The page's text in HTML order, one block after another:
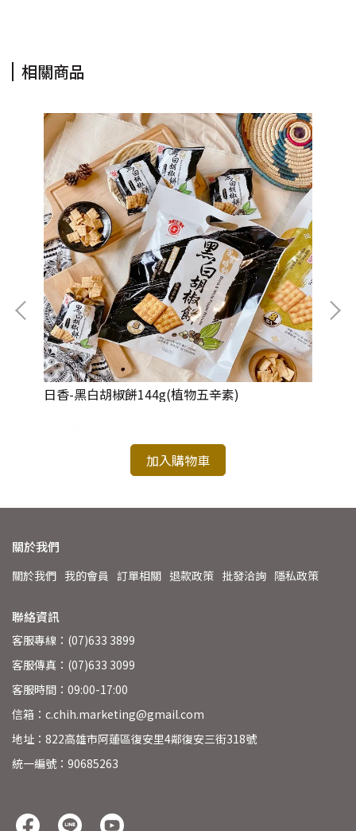
相關商品
日香-黑白胡椒餅144g(植物五辛素)
加入購物車
關於我們
關於我們 我的會員 訂單相關 退款政策 批發洽詢 隱私政策
聯絡資訊
客服專線：(07)633 3899
客服傳真：(07)633 3099
客服時間：09:00-17:00
信箱：c.chih.marketing@gmail.com
地址：822高雄市阿蓮區復安里4鄰復安三街318號
統一編號：90685263